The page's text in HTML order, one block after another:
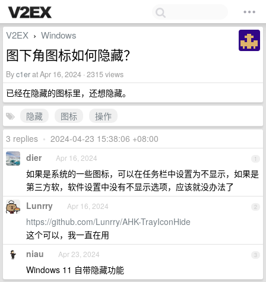
V2EX › Windows
图下角图标如何隐藏？
Byc1erat Apr 16, 2024 · 2315 views
已经在隐藏的图标里，还想隐藏。
隐藏
图标
操作
3 replies • 2024-04-23 15:38:06 +08:00
1
dier Apr 16, 2024
如果是系统的一些图标，可以在任务栏中设置为不显示，如果是
第三方软，软件设置中没有不显示选项，应该就没办法了
2
Lunrry Apr 16, 2024
https://github.com/Lunrry/AHK-TrayIconHide
这个可以，我一直在用
3
niau Apr 23, 2024
Windows 11 自带隐藏功能